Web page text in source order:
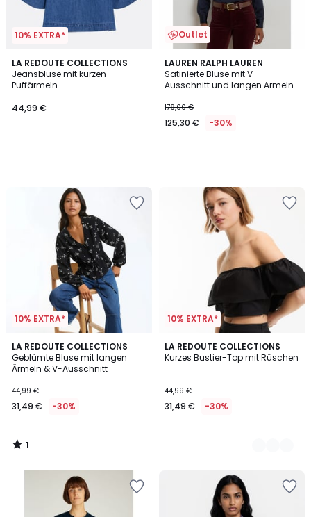
10% EXTRA*
LA REDOUTE COLLECTIONS
Jeansbluse mit kurzen
Puffärmeln
44,99 €
Outlet
LAUREN RALPH LAUREN
Satinierte Bluse mit V-
Ausschnitt und langen Ärmeln
179,00 €
125,30 € -30%
10% EXTRA*
LA REDOUTE COLLECTIONS
Geblümte Bluse mit langen
Ärmeln & V-Ausschnitt
44,99 €
31,49 € -30%
1
/
5
1
/
10% EXTRA*
LA REDOUTE COLLECTIONS
Kurzes Bustier-Top mit Rüschen
44,99 €
31,49 € -30%
2
Farben